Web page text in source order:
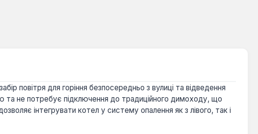
повітря для горіння безпосередньо з вулиці та відведення
та не потребує підключення до традиційного димоходу, що
інтегрувати котел у систему опалення як з лівого, так і